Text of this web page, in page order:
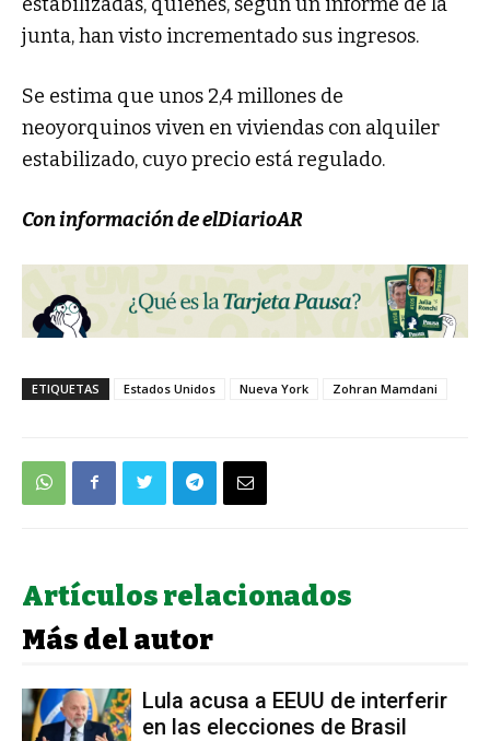
junta, han visto incrementado sus ingresos.
Se estima que unos 2,4 millones de
neoyorquinos viven en viviendas con alquiler
estabilizado, cuyo precio está regulado.
Con información de elDiarioAR
ETIQUETAS Estados Unidos Nueva York Zohran Mamdani
Artículos relacionados
Más del autor
Lula acusa a EEUU de interferir
en las elecciones de Brasil